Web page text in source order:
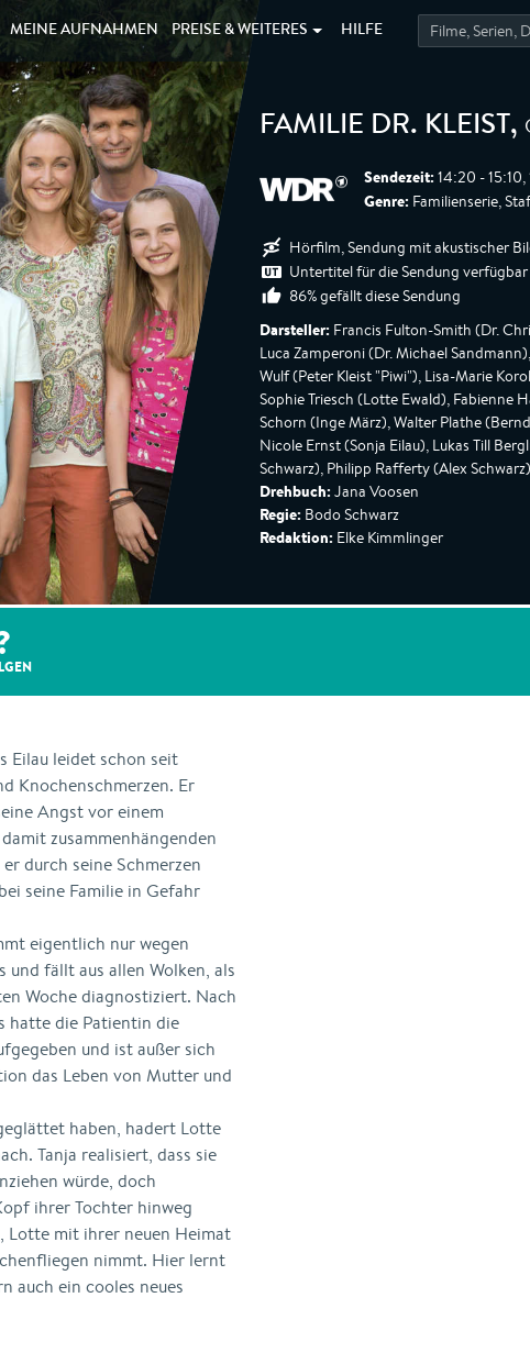
MEINEAUFNAHMEN PREISE &WEITERES HILFE
FAMILIE DR. KLEIST,
Sendezeit: 14:20 -
Genre: Familienserie,
Hörfilm, Sendung mit akustischer
Untertitel für die Sendung verfügbar
86% gefällt diese Sendung
Darsteller: Francis Fulton-Smith (Dr.
Luca Zamperoni (Dr. Michael
Wulf (Peter Kleist "Piwi"), Lisa-Marie
Sophie Triesch (Lotte Ewald), Fabienne
Schorn (Inge März), Walter Plathe
Nicole Ernst (Sonja Eilau), Lukas Till
Schwarz), Philipp Rafferty (Alex
Drehbuch: Jana Voosen
Regie: Bodo Schwarz
Redaktion: Elke Kimmlinger
Eilau leidet schon seit
Knochenschmerzen. Er
Angst vor einem
zusammenhängenden
durch seine Schmerzen
seine Familie in Gefahr
eigentlich nur wegen
und fällt aus allen Wolken, als
Woche diagnostiziert. Nach
hatte die Patientin die
und ist außer sich
das Leben von Mutter und
haben, hadert Lotte
Tanja realisiert, dass sie
würde, doch
ihrer Tochter hinweg
Lotte mit ihrer neuen Heimat
nimmt. Hier lernt
auch ein cooles neues